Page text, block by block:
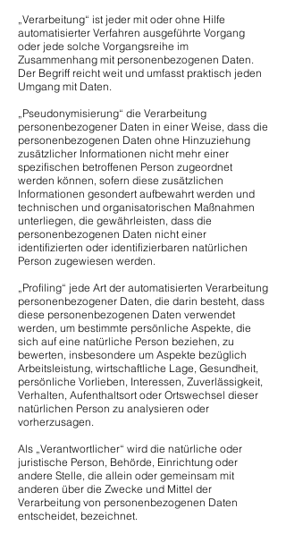
„Verarbeitung“ ist jeder mit oder ohne Hilfe
automatisierter Verfahren ausgeführte Vorgang
oder jede solche Vorgangsreihe im
Zusammenhang mit personenbezogenen Daten.
Der Begriff reicht weit und umfasst praktisch jeden
Umgang mit Daten.
„Pseudonymisierung“ die Verarbeitung
personenbezogener Daten in einer Weise, dass die
personenbezogenen Daten ohne Hinzuziehung
zusätzlicher Informationen nicht mehr einer
spezifischen betroffenen Person zugeordnet
werden können, sofern diese zusätzlichen
Informationen gesondert aufbewahrt werden und
technischen und organisatorischen Maßnahmen
unterliegen, die gewährleisten, dass die
personenbezogenen Daten nicht einer
identifizierten oder identifizierbaren natürlichen
Person zugewiesen werden.
„Profiling“ jede Art der automatisierten Verarbeitung
personenbezogener Daten, die darin besteht, dass
diese personenbezogenen Daten verwendet
werden, um bestimmte persönliche Aspekte, die
sich auf eine natürliche Person beziehen, zu
bewerten, insbesondere um Aspekte bezüglich
Arbeitsleistung, wirtschaftliche Lage, Gesundheit,
persönliche Vorlieben, Interessen, Zuverlässigkeit,
Verhalten, Aufenthaltsort oder Ortswechsel dieser
natürlichen Person zu analysieren oder
vorherzusagen.
Als „Verantwortlicher“ wird die natürliche oder
juristische Person, Behörde, Einrichtung oder
andere Stelle, die allein oder gemeinsam mit
anderen über die Zwecke und Mittel der
Verarbeitung von personenbezogenen Daten
entscheidet, bezeichnet.